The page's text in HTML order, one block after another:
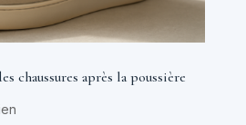
chaussures après la poussière